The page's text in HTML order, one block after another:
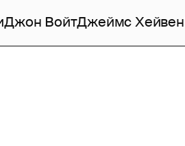
Джон ВойтДжеймс Хейвен